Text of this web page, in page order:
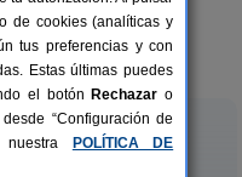
6-160+5 pers.
desde17 €
de cookies (analíticas y
tus preferencias y con
Estas últimas puedes
el botón Rechazar o
“Configuración de
nuestra
POLÍTICA DE